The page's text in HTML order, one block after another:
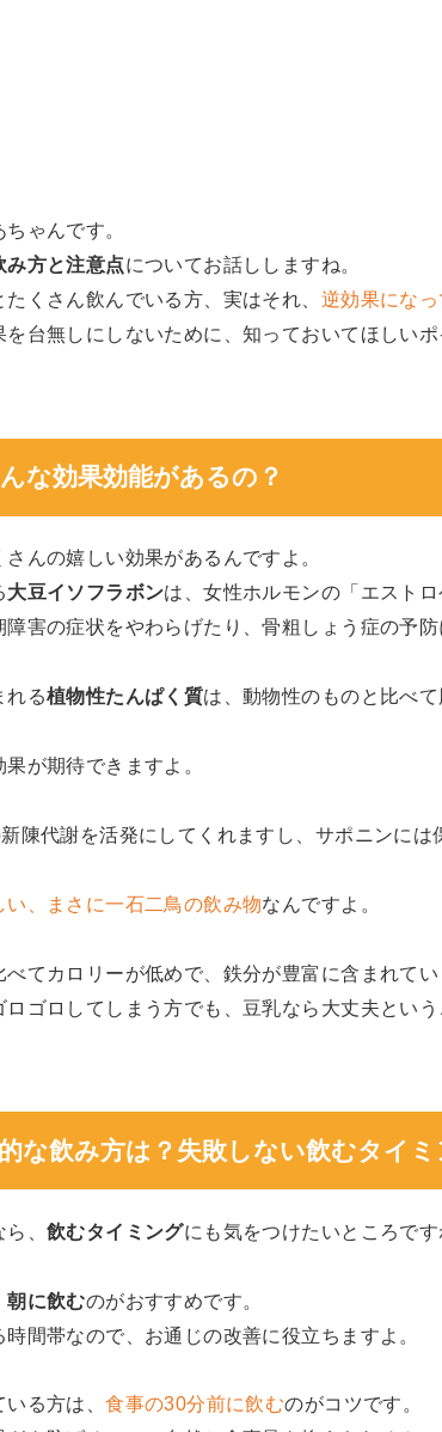
ゃんです。
み方と注意点についてお話ししますね。
くさん飲んでいる方、実はそれ、 逆効果にな
台無しにしないために、知っておいてほしい
な効果効能があるの？
んの嬉しい効果があるんですよ。
大豆イソフラボンは、女性ホルモンの「エスト
害の症状をやわらげたり、骨粗しょう症の予防
れる植物性たんぱく質は、動物性のものと比べ
が期待できますよ。
陳代謝を活発にしてくれますし、サポニンに
、まさに一石二鳥の飲み物なんですよ。
てカロリーが低めで、鉄分が豊富に含まれてい
ゴロしてしまう方でも、豆乳なら大丈夫とい
な飲み方は？失敗しない飲むタイ
、 飲むタイミングにも気をつけたいところです
朝に飲むのがおすすめです。
間帯なので、お通じの改善に役立ちますよ。
いる方は、食事の30分前に飲むのがコツです。